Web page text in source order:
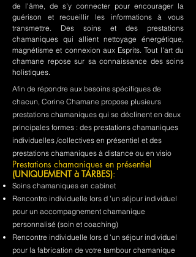
de l'âme, de s'y connecter pour encourager la
guérison et recueillir les informations à vous
transmettre. Des soins et des prestations
chamaniques qui allient nettoyage énergétique,
magnétisme et connexion aux Esprits. Tout l'art du
chamane repose sur sa connaissance des soins
holistiques.
Afin de répondre aux besoins spécifiques de
chacun, Corine Chamane propose plusieurs
prestations chamaniques qui se déclinent en deux
principales formes : des prestations chamaniques
individuelles /collectives en présentiel et des
prestations chamaniques à distance ou en visio
Prestations chamaniques en présentiel
(UNIQUEMENT à TARBES):
Soins chamaniques en cabinet
Rencontre individuelle lors d 'un séjour individuel
pour un accompagnement chamanique
personnalisé (soin et coaching)
Rencontre individuelle lors d 'un séjour individuel
pour la fabrication de votre tambour chamanique